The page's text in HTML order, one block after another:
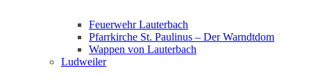
Feuerwehr Lauterbach
Pfarrkirche St. Paulinus – Der Warndtdom
Wappen von Lauterbach
Ludweiler